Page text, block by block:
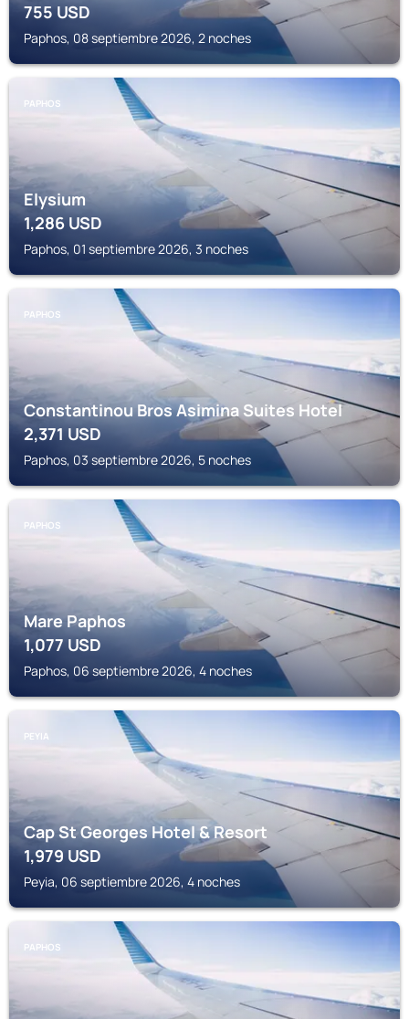
755USD
Paphos, 08 septiembre 2026, 2 noches
PAPHOS
Elysium
1,286USD
Paphos, 01 septiembre 2026, 3 noches
PAPHOS
Constantinou Bros Asimina Suites Hotel
2,371USD
Paphos, 03 septiembre 2026, 5 noches
PAPHOS
Mare Paphos
1,077 USD
Paphos, 06 septiembre 2026, 4 noches
PEYIA
Cap St Georges Hotel & Resort
1,979USD
Peyia, 06 septiembre 2026, 4 noches
PAPHOS